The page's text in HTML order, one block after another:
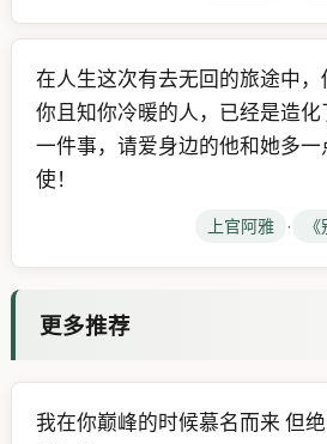
在人生这次有去无回的旅途中
你且知你冷暖的人，已经是造
一件事，请爱身边的他和她多
使！
上官阿雅 ·
更多推荐
我在你巅峰的时候慕名而来 但